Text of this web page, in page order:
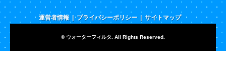
運営者情報 プライバシーポリシー サイトマップ
© ウォーターフィルタ. All Rights Reserved.